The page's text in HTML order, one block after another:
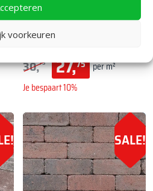
voorkeuren
6
Kijlstra
Stonique trommel dikformaat 6
30,75 27,75 per m²
Je bespaart 10%
SALE!